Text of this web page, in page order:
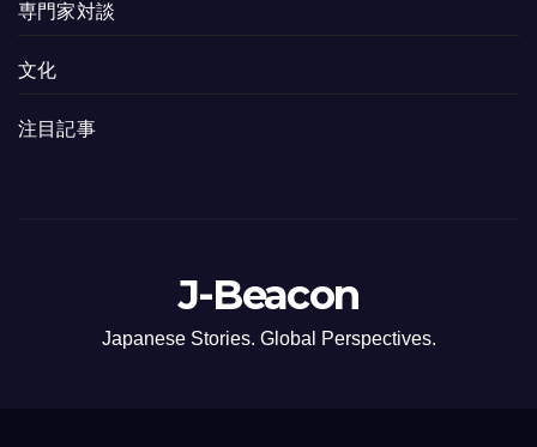
専門家対談
文化
注目記事
J-Beacon
Japanese Stories. Global Perspectives.